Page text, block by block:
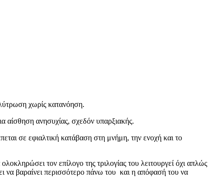
χωρίς κατανόηση.
αίσθηση ανησυχίας, σχεδόν υπαρξιακής.
σε εφιαλτική κατάβαση στη μνήμη, την ενοχή και το
τον επίλογο της τριλογίας του λειτουργεί όχι απλώς
να βαραίνει περισσότερο πάνω του και η απόφασή του να